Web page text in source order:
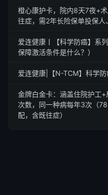
橙心康护卡，院内8天7夜+
往症，需2年长险保单投保人
爱连健康丨【科学防癌】系
保障激活条件是什么？）
爱连健康|【N-TCM】科学
金牌白金卡：涵盖住院护工
次数，同一种病每年3次（
配，含既往症）